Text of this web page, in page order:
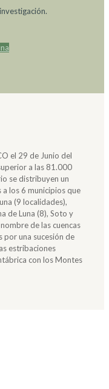
el 29 de Junio del
a las 81.000
se distribuyen un
los 6 municipios que
(9 localidades),
de Luna (8), Soto y
de las cuencas
por una sucesión de
estribaciones
con los Montes